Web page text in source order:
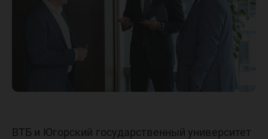
вуза
ВТБ и Югорский государственный университет